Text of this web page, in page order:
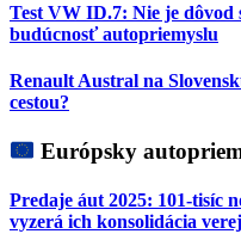
Test VW ID.7: Nie je dôvod
budúcnosť autopriemyslu
Renault Austral na
cestou?
Európsky
Predaje áut 2025: 101-tisíc
vyzerá ich konsolidácia